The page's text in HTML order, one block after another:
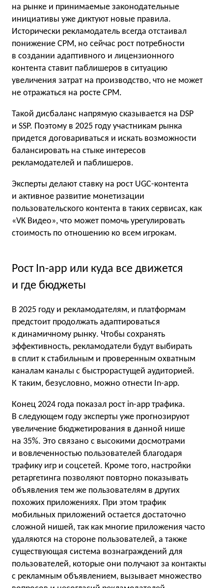
на рынке и принимаемые законодательные
инициативы уже диктуют новые правила.
Исторически рекламодатель всегда отстаивал
понижение CPM, но сейчас рост потребности
в создании адаптивного и лицензионного
контента ставит паблишеров в ситуацию
увеличения затрат на производство, что не может
не отражаться на росте CPM.
Такой дисбаланс напрямую сказывается на DSP
и SSP. Поэтому в 2025 году участникам рынка
придется договариваться и искать возможности
балансировать на стыке интересов
рекламодателей и паблишеров.
Эксперты делают ставку на рост UGC-контента
и активное развитие монетизации
пользовательского контента в таких сервисах, как
«VK Видео», что может помочь урегулировать
стоимость по отношению ко всем игрокам.
Рост In-app или куда все движется
и где бюджеты
В 2025 году и рекламодателям, и платформам
предстоит продолжать адаптироваться
к динамичному рынку. Чтобы сохранять
эффективность, рекламодатели будут выбирать
в сплит к стабильным и проверенным охватным
каналам каналы с быстрорастущей аудиторией.
К таким, безусловно, можно отнести In-app.
Конец 2024 года показал рост in-app трафика.
В следующем году эксперты уже прогнозируют
увеличение бюджетирования в данной нише
на 35%. Это связано с высокими досмотрами
и вовлеченностью пользователей благодаря
трафику игр и соцсетей. Кроме того, настройки
ретаргетинга позволяют повторно показывать
объявления тем же пользователям в других
похожих приложениях. При этом трафик
мобильных приложений остается достаточно
сложной нишей, так как многие приложения часто
удаляются на стороне пользователей, а также
существующая система вознаграждений для
пользователей, которые они получают за контакты
с рекламным объявлением, вызывает множество